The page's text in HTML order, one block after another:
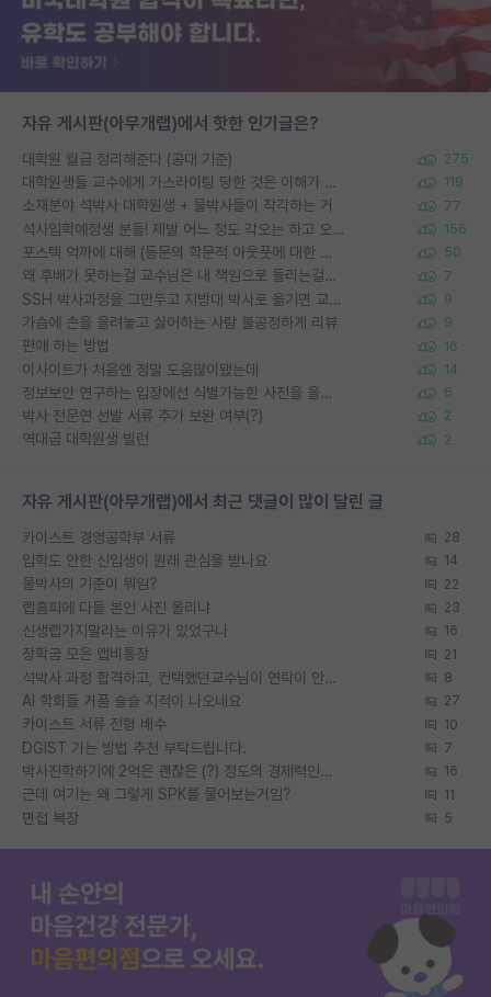
자유 게시판(아무개랩)에서 핫한 인기글은?
대학원 월급 정리해준다 (공대 기준) 275
대학원생들 교수에게 가스라이팅 당한 것은 이해가 갑니다. 안타깝네요. 119
소재분야 석박사 대학원생 + 물박사들이 착각하는 거 77
석사입학예정생 분들! 제발 어느 정도 각오는 하고 오세요. 156
포스텍 억까에 대해 (동문의 학문적 아웃풋에 대한 반박) 50
왜 후배가 못하는걸 교수님은 내 책임으로 돌리는걸까요? 7
SSH 박사과정을 그만두고 지방대 박사로 옮기면 교수의 꿈은 끝일까요? 9
가슴에 손을 올려놓고 싫어하는 사람 불공정하게 리뷰 9
편애 하는 방법 16
이사이트가 처음엔 정말 도움많이됐는데 14
정보보안 연구하는 입장에선 식별가능한 사진을 올리는건 비추이긴함 6
박사 전문연 선발 서류 추가 보완 여부(?) 2
역대급 대학원생 빌런 2
자유 게시판(아무개랩)에서 최근 댓글이 많이 달린 글
카이스트 경영공학부 서류 28
입학도 안한 신입생이 원래 관심을 받나요 14
물박사의 기준이 뭐임? 22
랩홈피에 다들 본인 사진 올리냐 23
신생랩가지말라는 이유가 있었구나 16
장학금 모은 랩비통장 21
석박사 과정 합격하고, 컨택했던교수님이 연락이 안됩니다... 8
AI 학회들 거품 슬슬 지적이 나오네요 27
카이스트 서류 전형 배수 10
DGIST 가는 방법 추천 부탁드립니다. 7
박사진학하기에 2억은 괜찮은 (?) 정도의 경제력인가요 16
근데 여기는 왜 그렇게 SPK를 물어보는거임? 11
면접 복장 5